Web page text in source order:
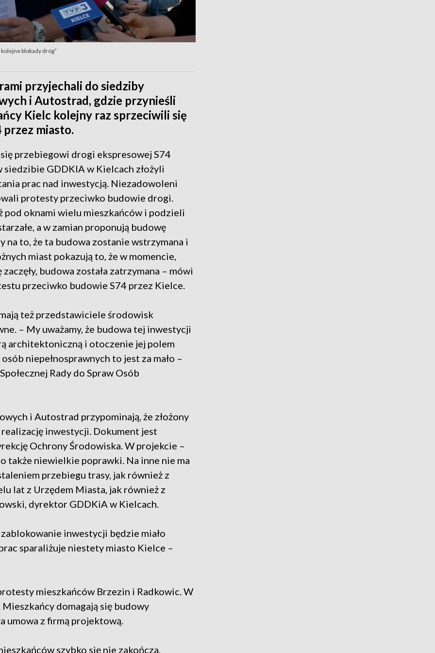
blokady dróg”
przyjechali do siedziby
i Autostrad, gdzie przynieśli
Kielc kolejny raz sprzeciwili się
miasto.
przebiegowi drogi ekspresowej S74
siedzibie GDDKIA w Kielcach złożyli
prac nad inwestycją. Niezadowoleni
protesty przeciwko budowie drogi.
pod oknami wielu mieszkańców i podzieli
a w zamian proponują budowę
to, że ta budowa zostanie wstrzymana i
miast pokazują to, że w momencie,
budowa została zatrzymana – mówi
przeciwko budowie S74 przez Kielce.
też przedstawiciele środowisk
– My uważamy, że budowa tej inwestycji
architektoniczną i otoczenie jej polem
niepełnosprawnych to jest za mało –
Rady do Spraw Osób
i Autostrad przypominają, że złożony
inwestycji. Dokument jest
Ochrony Środowiska. W projekcie –
także niewielkie poprawki. Na inne nie ma
przebiegu trasy, jak również z
lat z Urzędem Miasta, jak również z
dyrektor GDDKiA w Kielcach.
inwestycji będzie miało
sparaliżuje niestety miasto Kielce –
mieszkańców Brzezin i Radkowic. W
domagają się budowy
umowa z firmą projektową.
szybko się nie zakończa,